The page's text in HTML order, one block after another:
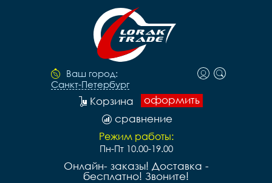
Ваш город:
Санкт-Петербург
оформить
Корзина
сравнение
Режим работы:
Пн-Пт 10.00-19.00
Онлайн- заказы! Доставка -
бесплатно! Звоните!